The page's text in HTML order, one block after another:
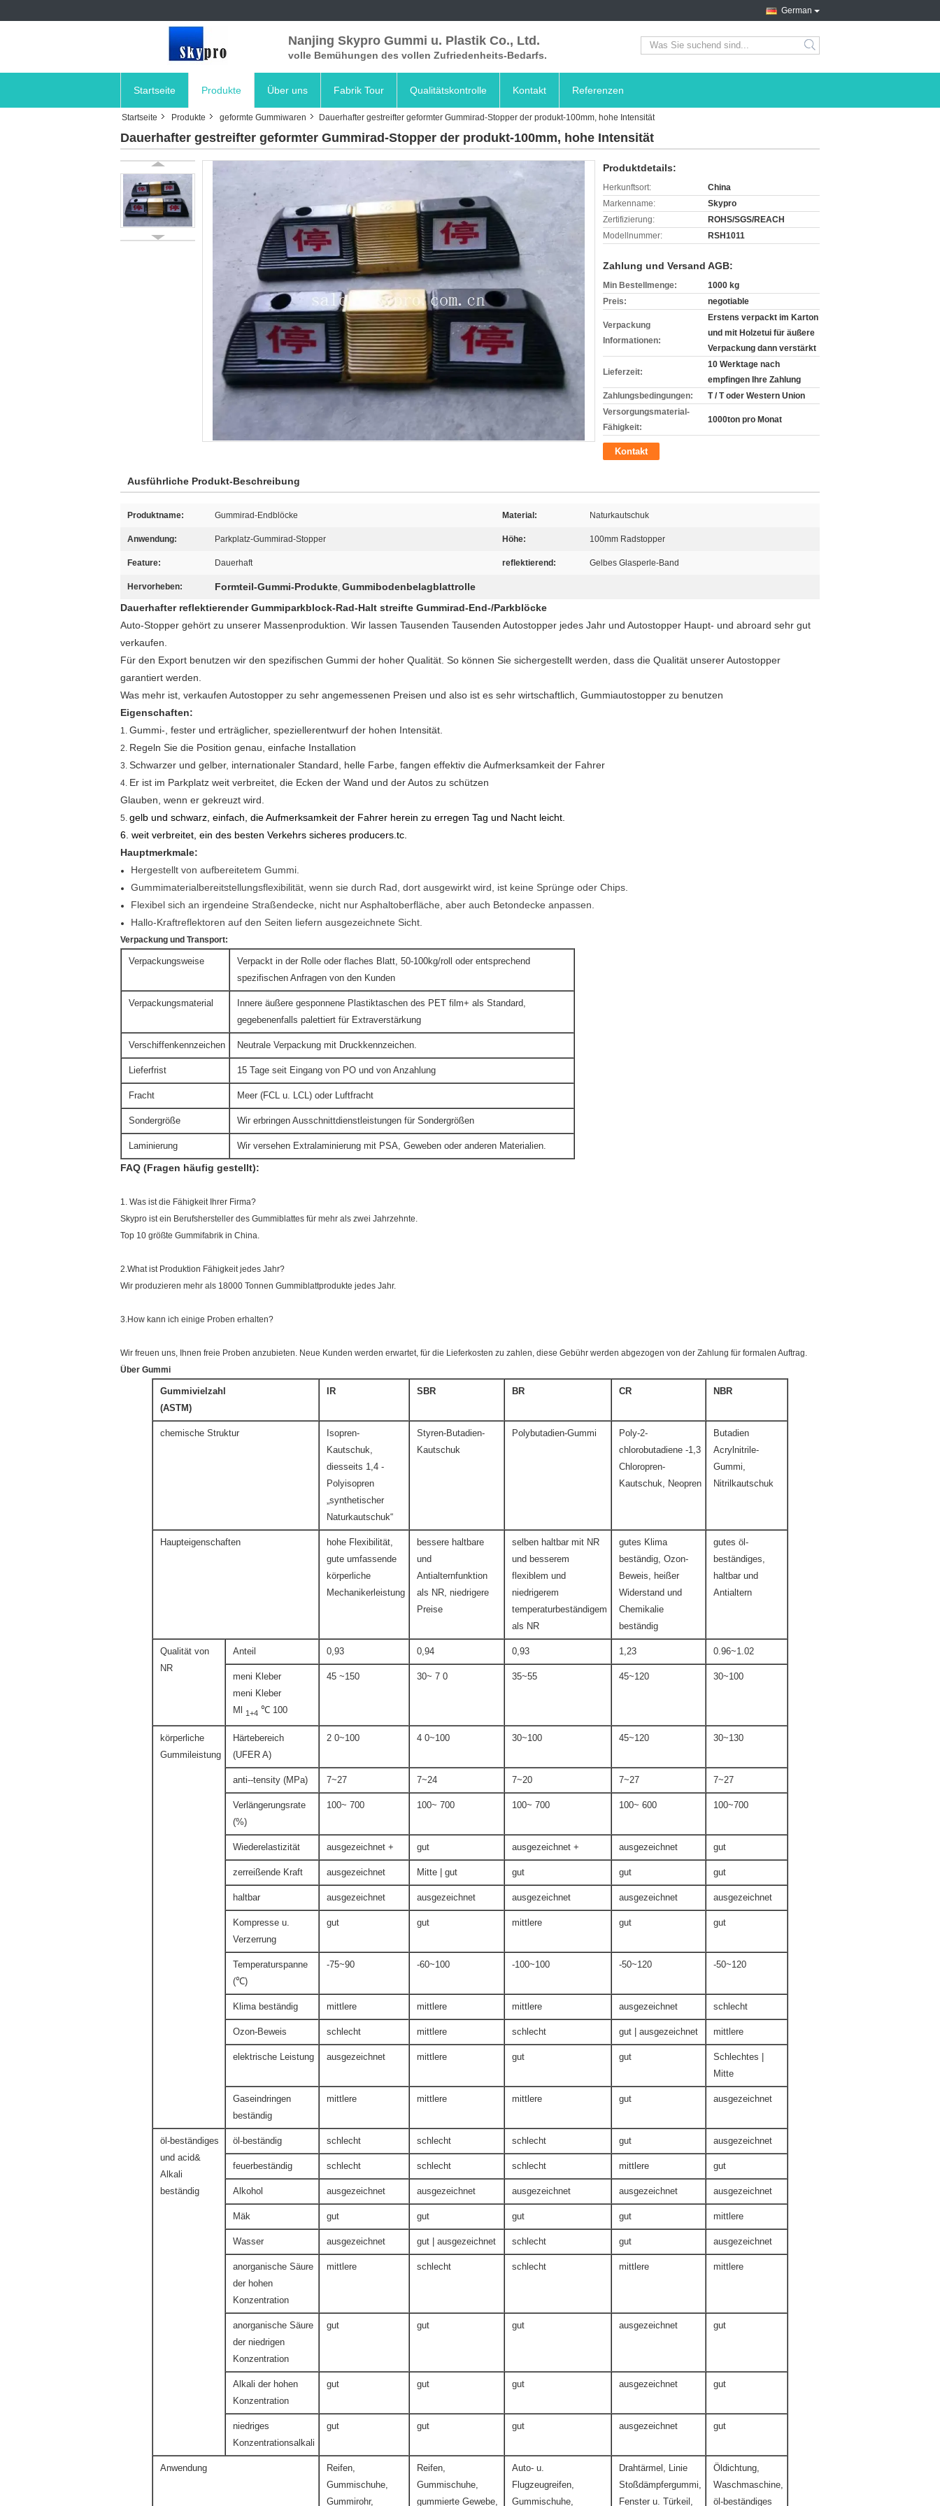
German
Nanjing Skypro Gummi u. Plastik Co., Ltd.
volle Bemühungen des vollen Zufriedenheits-Bedarfs. search
Startseite Produkte Über uns Fabrik Tour Qualitätskontrolle Kontakt Referenzen
Startseite Produkte geformte Gummiwaren Dauerhafter gestreifter geformter Gummirad-Stopper der produkt-100mm, hohe Intensität
Dauerhafter gestreifter geformter Gummirad-Stopper der produkt-100mm, hohe Intensität
Produktdetails:
Herkunftsort:
China
Markenname:
Skypro
Zertifizierung:
ROHS/SGS/REACH
Modellnummer:
RSH1011
Zahlung und Versand AGB:
Min Bestellmenge:
1000 kg
Preis:
negotiable
Verpackung
Informationen:
Erstens verpackt im Karton
und mit Holzetui für äußere
Verpackung dann verstärkt
Lieferzeit:
10 Werktage nach
empfingen Ihre Zahlung
Zahlungsbedingungen:
T / T oder Western Union
Versorgungsmaterial-
Fähigkeit:
1000ton pro Monat
Kontakt
Ausführliche Produkt-Beschreibung
Produktname: Gummirad-Endblöcke Material: Naturkautschuk
Anwendung: Parkplatz-Gummirad-Stopper Höhe: 100mm Radstopper
Feature: Dauerhaft reflektierend: Gelbes Glasperle-Band
Hervorheben: Formteil-Gummi-Produkte, Gummibodenbelagblattrolle
Dauerhafter reflektierender Gummiparkblock-Rad-Halt streifte Gummirad-End-/Parkblöcke
Auto-Stopper gehört zu unserer Massenproduktion. Wir lassen Tausenden Tausenden Autostopper jedes Jahr und Autostopper Haupt- und abroard sehr gut
verkaufen.
Für den Export benutzen wir den spezifischen Gummi der hoher Qualität. So können Sie sichergestellt werden, dass die Qualität unserer Autostopper
garantiert werden.
Was mehr ist, verkaufen Autostopper zu sehr angemessenen Preisen und also ist es sehr wirtschaftlich, Gummiautostopper zu benutzen
Eigenschaften:
1. Gummi-, fester und erträglicher, speziellerentwurf der hohen Intensität.
2. Regeln Sie die Position genau, einfache Installation
3. Schwarzer und gelber, internationaler Standard, helle Farbe, fangen effektiv die Aufmerksamkeit der Fahrer
4. Er ist im Parkplatz weit verbreitet, die Ecken der Wand und der Autos zu schützen
Glauben, wenn er gekreuzt wird.
5. gelb und schwarz, einfach, die Aufmerksamkeit der Fahrer herein zu erregen Tag und Nacht leicht.
6. weit verbreitet, ein des besten Verkehrs sicheres producers.tc
Hauptmerkmale:
Hergestellt von aufbereitetem Gummi.
Gummimaterialbereitstellungsflexibilität, wenn sie durch Rad, dort ausgewirkt wird, ist keine Sprünge oder Chips.
Flexibel sich an irgendeine Straßendecke, nicht nur Asphaltoberfläche, aber auch Betondecke anpassen.
Hallo-Kraftreflektoren auf den Seiten liefern ausgezeichnete Sicht.
Verpackung und Transport:
Verpackungsweise
Verpackt in der Rolle oder flaches Blatt, 50-100kg/roll oder entsprechend
spezifischen Anfragen von den Kunden
Verpackungsmaterial
Innere äußere gesponnene Plastiktaschen des PET film+ als Standard,
gegebenenfalls palettiert für Extraverstärkung
Verschiffenkennzeichen Neutrale Verpackung mit Druckkennzeichen.
Lieferfrist 15 Tage seit Eingang von PO und von Anzahlung
Fracht Meer (FCL u. LCL) oder Luftfracht
Sondergröße Wir erbringen Ausschnittdienstleistungen für Sondergrößen
Laminierung Wir versehen Extralaminierung mit PSA, Geweben oder anderen Materialien.
FAQ (Fragen häufig gestellt):
1. Was ist die Fähigkeit Ihrer Firma?
Skypro ist ein Berufshersteller des Gummiblattes für mehr als zwei Jahrzehnte.
Top 10 größte Gummifabrik in China.
2.What ist Produktion Fähigkeit jedes Jahr?
Wir produzieren mehr als 18000 Tonnen Gummiblattprodukte jedes Jahr.
3.How kann ich einige Proben erhalten?
Wir freuen uns, Ihnen freie Proben anzubieten. Neue Kunden werden erwartet, für die Lieferkosten zu zahlen, diese Gebühr werden abgezogen von der Zahlung für formalen Auftrag.
Über Gummi
Gummivielzahl
(ASTM)
IR SBR BR CR NBR
chemische Struktur
Isopren-
Kautschuk,
diesseits 1,4 -
Polyisopren
„synthetischer
Naturkautschuk“
Styren-Butadien-
Kautschuk
Polybutadien-Gummi
Poly-2-
chlorobutadiene -1,3
Chloropren-
Kautschuk, Neopren
Butadien
Acrylnitrile-
Gummi,
Nitrilkautschuk
Haupteigenschaften
hohe Flexibilität,
gute umfassende
körperliche
Mechanikerleistung
bessere haltbare
und
Antialternfunktion
als NR, niedrigere
Preise
selben haltbar mit NR
und besserem
flexiblem und
niedrigerem
temperaturbeständigem
als NR
gutes Klima
beständig, Ozon-
Beweis, heißer
Widerstand und
Chemikalie
beständig
gutes öl-
beständiges,
haltbar und
Antialtern
Qualität von
NR
Anteil 0,93 0,94 0,93 1,23 0.96~1.02
meni Kleber
meni Kleber
Ml
1+4 ℃ 100
45 ~150 30~ 7 0 35~55 45~120 30~100
körperliche
Gummileistung
Härtebereich
(UFER A)
2 0~100 4 0~100 30~100 45~120 30~130
anti--tensity (MPa) 7~27 7~24 7~20 7~27 7~27
Verlängerungsrate
(%)
100~ 700 100~ 700 100~ 700 100~ 600 100~700
Wiederelastizität ausgezeichnet + gut ausgezeichnet + ausgezeichnet gut
zerreißende Kraft ausgezeichnet Mitte | gut gut gut gut
haltbar ausgezeichnet ausgezeichnet ausgezeichnet ausgezeichnet ausgezeichnet
Kompresse u.
Verzerrung
gut gut mittlere gut gut
Temperaturspanne
(℃)
-75~90 -60~100 -100~100 -50~120 -50~120
Klima beständig mittlere mittlere mittlere ausgezeichnet schlecht
Ozon-Beweis schlecht mittlere schlecht gut | ausgezeichnet mittlere
elektrische Leistung ausgezeichnet mittlere gut gut
Schlechtes |
Mitte
Gaseindringen
beständig
mittlere mittlere mittlere gut ausgezeichnet
öl-beständiges
und acid&
Alkali
beständig
öl-beständig schlecht schlecht schlecht gut ausgezeichnet
feuerbeständig schlecht schlecht schlecht mittlere gut
Alkohol ausgezeichnet ausgezeichnet ausgezeichnet ausgezeichnet ausgezeichnet
Mäk gut gut gut gut mittlere
Wasser ausgezeichnet gut | ausgezeichnet schlecht gut ausgezeichnet
anorganische Säure
der hohen
Konzentration
mittlere schlecht schlecht mittlere mittlere
anorganische Säure
der niedrigen
Konzentration
gut gut gut ausgezeichnet gut
Alkali der hohen
Konzentration
gut gut gut ausgezeichnet gut
niedriges
Konzentrationsalkali
gut gut gut ausgezeichnet gut
Anwendung
Reifen,
Gummischuhe,
Gummirohr,
Reifen,
Gummischuhe,
gummierte Gewebe,
Auto- u.
Flugzeugreifen,
Gummischuhe,
Drahtärmel, Linie
Stoßdämpfergummi,
Fenster u. Türkeil,
Öldichtung,
Waschmaschine,
öl-beständiges